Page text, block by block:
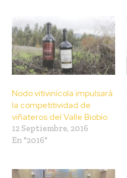
Nodo vitivinícola impulsará
la competitividad de
viñateros del Valle Biobío
12 Septiembre, 2016
En "2016"